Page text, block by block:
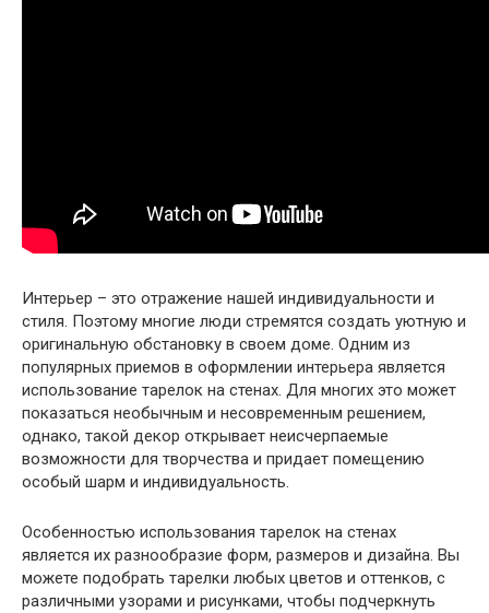
Интерьер – это отражение нашей индивидуальности и
стиля. Поэтому многие люди стремятся создать уютную и
оригинальную обстановку в своем доме. Одним из
популярных приемов в оформлении интерьера является
использование тарелок на стенах. Для многих это может
показаться необычным и несовременным решением,
однако, такой декор открывает неисчерпаемые
возможности для творчества и придает помещению
особый шарм и индивидуальность.
Особенностью использования тарелок на стенах
является их разнообразие форм, размеров и дизайна. Вы
можете подобрать тарелки любых цветов и оттенков, с
различными узорами и рисунками, чтобы подчеркнуть